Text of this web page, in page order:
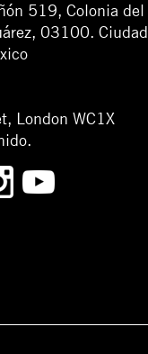
519, Colonia del
03100. Ciudad
London WC1X